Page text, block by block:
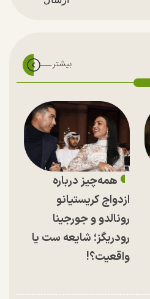
همه‌چیز درباره
ازدواج کریستیانو
رونالدو و جورجینا
رودریگز؛ شایعه ست یا
واقعیت؟!